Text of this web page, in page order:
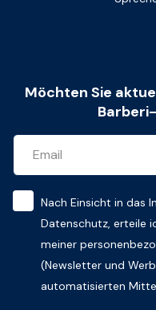
Möchten Sie
Nach Einsicht in das
Datenschutz, erteile
meiner
(Newsletter und
automatisierten